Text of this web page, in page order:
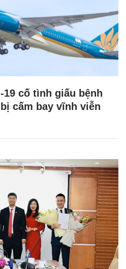
19 cố tình giấu bệnh
cấm bay vĩnh viễn